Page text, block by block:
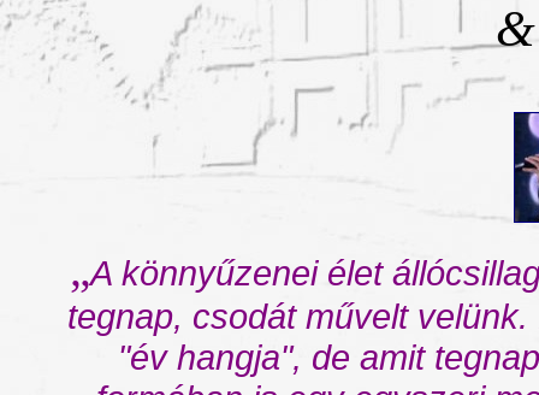
&
„A könnyűzenei élet
tegnap, csodát művelt
"év hangja", de amit